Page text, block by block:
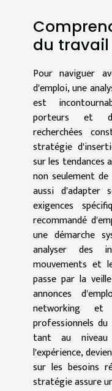
du travail
Pour naviguer
d'emploi, une
est
porteurs et
recherchées
stratégie
sur les tendances
non seulement
aussi d'adapter
exigences
recommandé
une démarche
analyser des
mouvements et
passe par la
annonces
networking
professionnels
tant au niveau
l'expérience,
sur les besoins
stratégie assure